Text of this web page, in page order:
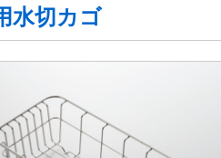
水切カゴ